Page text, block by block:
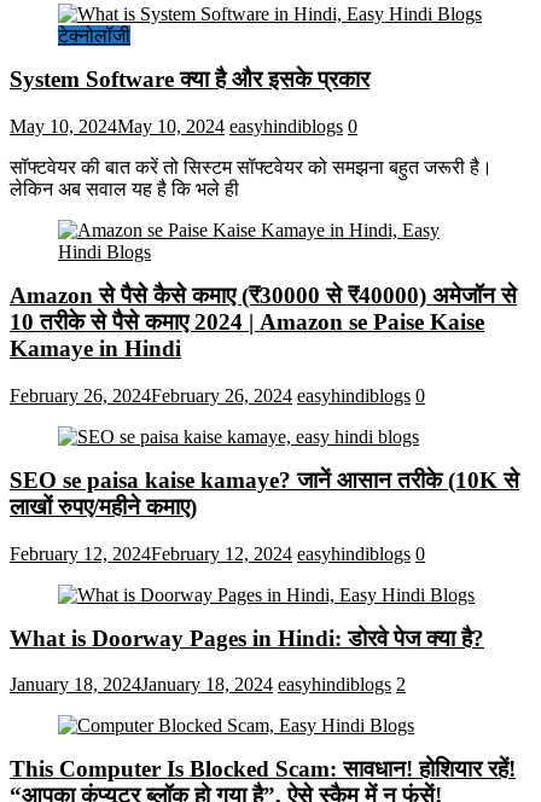
टेक्नोलॉजी
System Software क्या है और इसके प्रकार
May 10, 2024May 10, 2024 easyhindiblogs 0
सॉफ्टवेयर की बात करें तो सिस्टम सॉफ्टवेयर को समझना बहुत जरूरी है।
लेकिन अब सवाल यह है कि भले ही
Amazon से पैसे कैसे कमाए (₹30000 से ₹40000) अमेजॉन से
10 तरीके से पैसे कमाए 2024 | Amazon se Paise Kaise
Kamaye in Hindi
February 26, 2024February 26, 2024 easyhindiblogs 0
SEO se paisa kaise kamaye? जानें आसान तरीके (10K से
लाखों रुपए/महीने कमाए)
February 12, 2024February 12, 2024 easyhindiblogs 0
What is Doorway Pages in Hindi: डोरवे पेज क्या है?
January 18, 2024January 18, 2024 easyhindiblogs 2
This Computer Is Blocked Scam: सावधान! होशियार रहें!
“आपका कंप्यूटर ब्लॉक हो गया है”, ऐसे स्कैम में न फंसें!